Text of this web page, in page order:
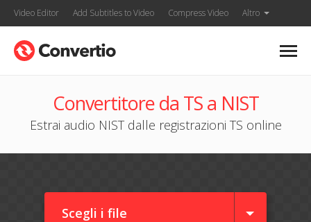
Video Editor Add Subtitles to Video Compress Video Altro
Convertitore da TS a NIST
Estrai audio NIST dalle registrazioni TS online
Scegli i file